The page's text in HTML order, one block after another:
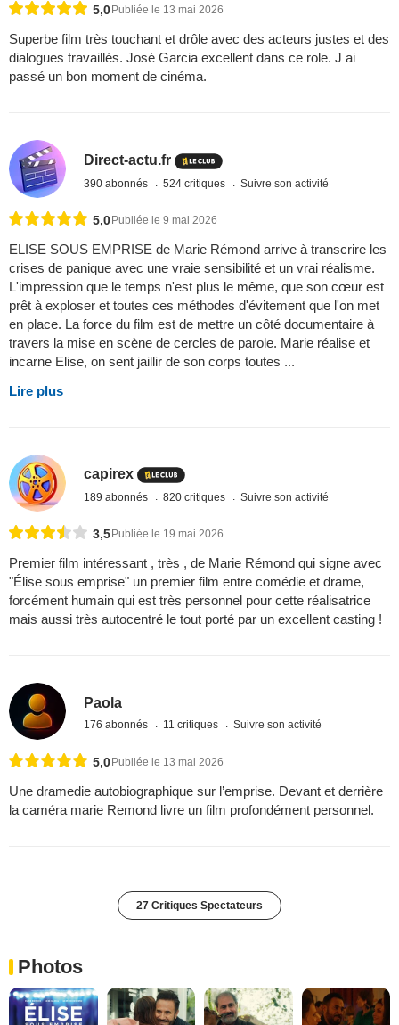
5,0 Publiée le 13 mai 2026
Superbe film très touchant et drôle avec des acteurs justes et des
dialogues travaillés. José Garcia excellent dans ce role. J ai
passé un bon moment de cinéma.
Direct-actu.fr
390 abonnés 524 critiques Suivre son activité
5,0Publiée le 9 mai 2026
ELISE SOUS EMPRISE de Marie Rémond arrive à transcrire les
crises de panique avec une vraie sensibilité et un vrai réalisme.
L'impression que le temps n'est plus le même, que son cœur est
prêt à exploser et toutes ces méthodes d'évitement que l'on met
en place. La force du film est de mettre un côté documentaire à
travers la mise en scène de cercles de parole. Marie réalise et
incarne Elise, on sent jaillir de son corps toutes ...
Lire plus
capirex
189 abonnés 820 critiques Suivre son activité
3,5Publiée le 19 mai 2026
Premier film intéressant , très , de Marie Rémond qui signe avec
"Élise sous emprise" un premier film entre comédie et drame,
forcément humain qui est très personnel pour cette réalisatrice
mais aussi très autocentré le tout porté par un excellent casting !
Paola
176 abonnés 11 critiques Suivre son activité
5,0 Publiée le 13 mai 2026
Une dramedie autobiographique sur l’emprise. Devant et derrière
la caméra marie Remond livre un film profondément personnel.
27 Critiques Spectateurs
Photos